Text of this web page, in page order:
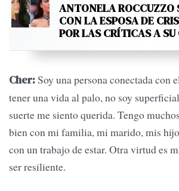
ANTONELA ROCCUZZO
CON LA ESPOSA DE
POR LAS CRÍTICAS A SU
Cher:Soy una persona conectada con
tener una vida al palo, no soy
suerte me siento querida. Tengo
bien con mi familia, mi marido, mis
con un trabajo de estar. Otra virtud es
ser resiliente.